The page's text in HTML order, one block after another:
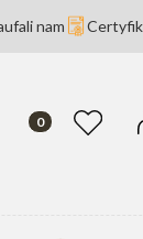
nam
Produkty w
Ulubione